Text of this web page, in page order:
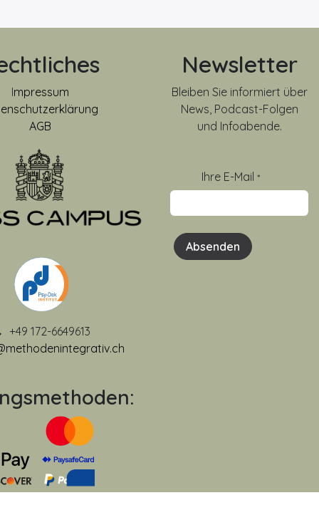
Impressum
AGB
+49 172-6649613
Newsletter
Bleiben Sie informiert über
News, Podcast-Folgen
und Infoabende.
Ihre E-Mail *
Absenden